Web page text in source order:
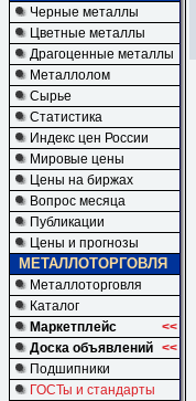
Черные металлы
Цветные металлы
Драгоценные металлы
Металлолом
Сырье
Статистика
Индекс цен России
Мировые цены
Цены на биржах
Вопрос месяца
Публикации
Цены и прогнозы
МЕТАЛЛОТОРГОВЛЯ
Металлоторговля
Каталог
Маркетплейс
<<
Доска объявлений <<
Подшипники
ГОСТы и стандарты